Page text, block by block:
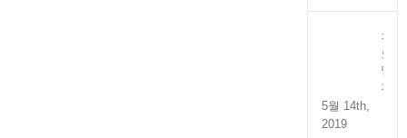
전
도
멸
치
5월 14th,
2019